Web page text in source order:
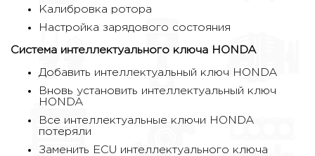
Калибровка ротора
Настройка зарядового состояния
Система интеллектуального ключа HONDA
Добавить интеллектуальный ключ HONDA
Вновь установить интеллектуальный ключ
HONDA
Все интеллектуальные ключи HONDA
потеряли
Заменить ECU интеллектуального ключа